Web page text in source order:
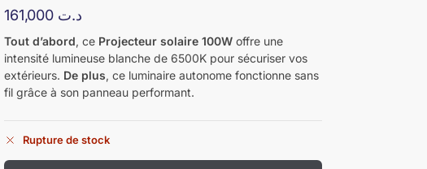
د.ت
Tout d’abord, ce Projecteur solaire 100W offre une
intensité lumineuse blanche de 6500K pour sécuriser vos
extérieurs. De plus, ce luminaire autonome fonctionne sans
fil grâce à son panneau performant.
Rupture de stock